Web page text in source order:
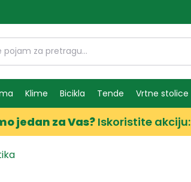
Klime Bicikla Tende Vrtne stolice
jedan za Vas? Iskoristite akciju: